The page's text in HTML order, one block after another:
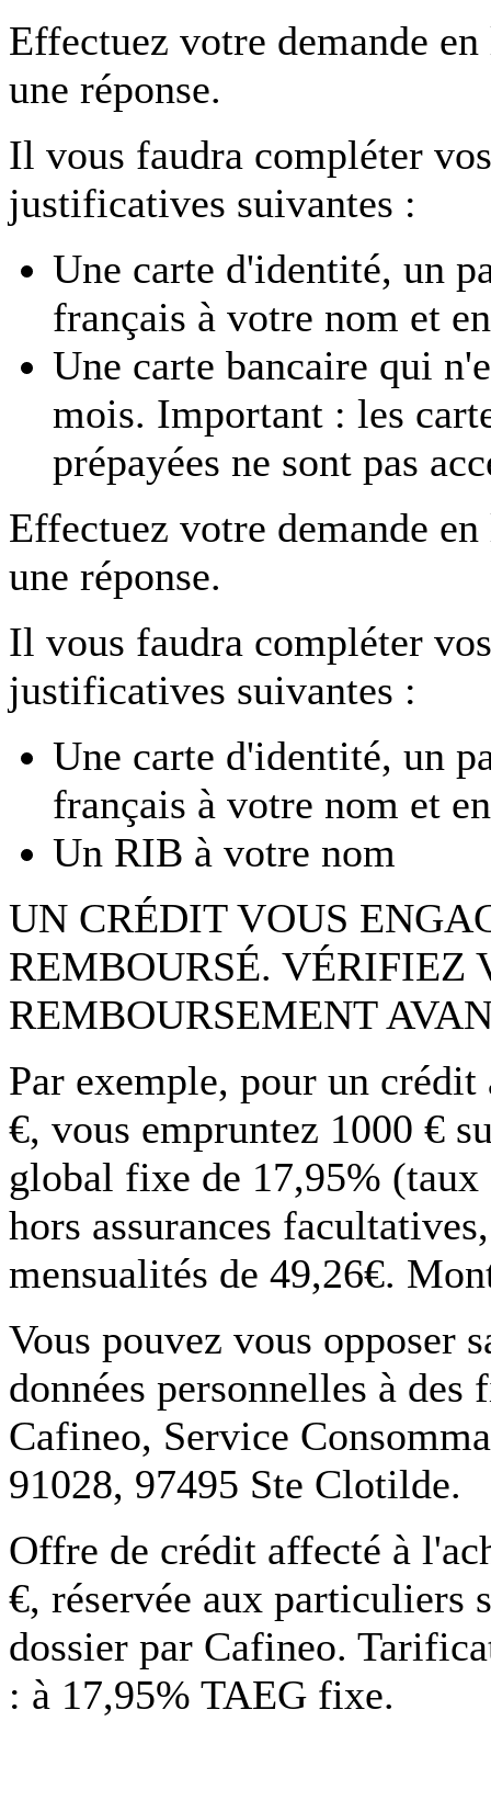
Effectuez votre demande
une réponse.
Il vous faudra compléter
justificatives suivantes :
Une carte d'identité, un
français à votre nom et
Une carte bancaire qui
mois. Important : les
prépayées ne sont pas
Effectuez votre demande
une réponse.
Il vous faudra compléter
justificatives suivantes :
Une carte d'identité, un
français à votre nom et
Un RIB à votre nom
UN CRÉDIT VOUS
REMBOURSÉ. VÉRIFIEZ
REMBOURSEMENT
Par exemple, pour un
€, vous empruntez 1000 €
global fixe de 17,95%
hors assurances
mensualités de 49,26€.
Vous pouvez vous opposer
données personnelles à
Cafineo, Service
91028, 97495 Ste Clotilde.
Offre de crédit affecté à
€, réservée aux particuliers
dossier par Cafineo.
: à 17,95% TAEG fixe.